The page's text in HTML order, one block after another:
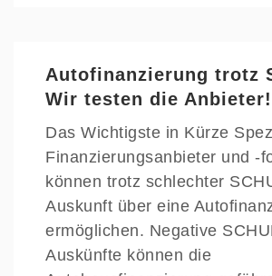
Autofinanzierung trotz
Wir testen die Anbieter!
Das Wichtigste in Kürze
Finanzierungsanbieter und -
können trotz schlechter
Auskunft über eine
ermöglichen. Negative
Auskünfte können die